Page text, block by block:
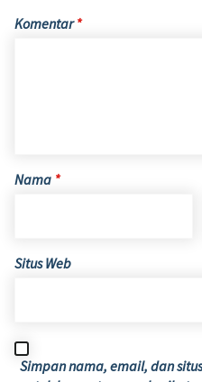
Komentar*
Nama *
Situs Web
Simpan nama, email, dan